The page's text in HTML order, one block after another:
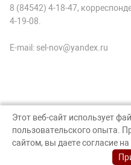
8 (84542) 4-18-47,
4-19-08.
E-mail: sel-nov@yandex.ru
© Аркадак, 2026
Создание сайта — nopreset
Этот веб-сайт использует
пользовательского опыта.
сайтом, вы даете согласие